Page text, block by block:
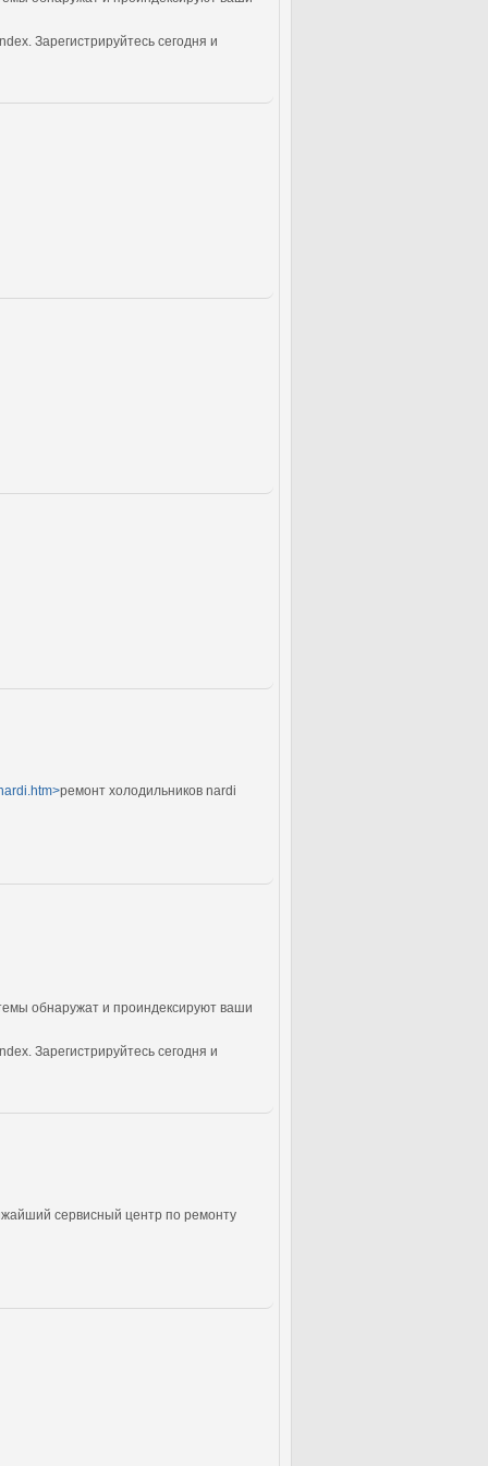
Зарегистрируйтесь сегодня и
ремонт холодильников nardi
обнаружат и проиндексируют ваши
Зарегистрируйтесь сегодня и
сервисный центр по ремонту